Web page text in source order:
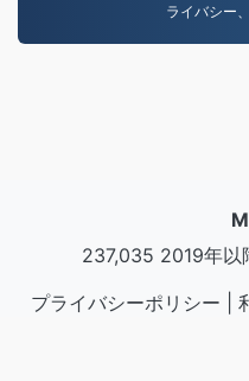
ライバシー
237,035 2019年以
プライバシーポリシー